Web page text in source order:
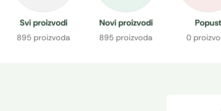
Svi proizvodi
895 proizvoda
Novi proizvodi
895 proizvoda
Popust
0